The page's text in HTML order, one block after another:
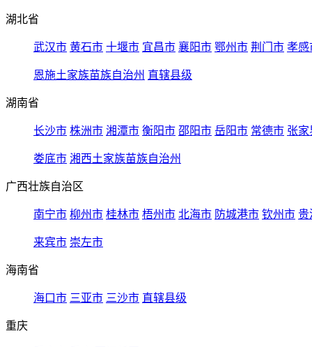
湖北省
武汉市 黄石市 十堰市 宜昌市 襄阳市 鄂州市 荆门市 孝感
恩施土家族苗族自治州 直辖县级
湖南省
长沙市 株洲市 湘潭市 衡阳市 邵阳市 岳阳市 常德市 张家
娄底市 湘西土家族苗族自治州
广西壮族自治区
南宁市 柳州市 桂林市 梧州市 北海市 防城港市 钦州市 贵
来宾市 崇左市
海南省
海口市 三亚市 三沙市 直辖县级
重庆